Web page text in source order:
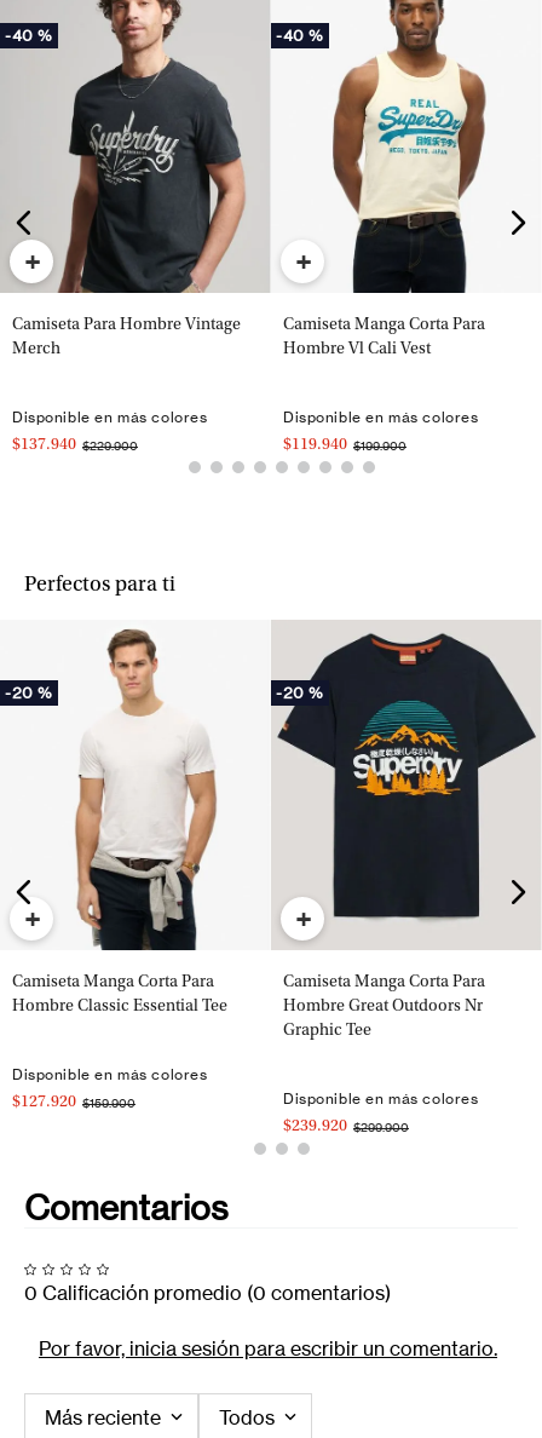
-40 %
+
Camiseta Para Hombre Vintage
Merch
Disponible en más colores
$137.940 $229.900
-40 %
+
Camiseta Manga Corta Para
Hombre Vl Cali Vest
Disponible en más colores
$119.940 $199.900
Perfectos para ti
-20 %
+
Camiseta Manga Corta Para
Hombre Classic Essential Tee
Disponible en más colores
$127.920 $159.900
-20 %
+
Camiseta Manga Corta Para
Hombre Great Outdoors Nr
Graphic Tee
Disponible en más colores
$239.920 $299.900
Comentarios
0 Calificación promedio (0 comentarios)
Por favor, inicia sesión para escribir un comentario.
Más reciente Todos